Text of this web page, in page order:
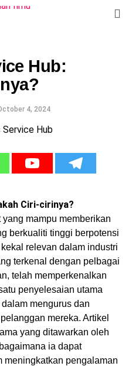
Hub:
4, 2024
Ciri-cirinya?
mampu memberikan
berkualiti tinggi berpotensi
relevan dalam industri
terkenal dengan pelbagai
telah memperkenalkan
penyelesaian utama
mengurus dan
mereka. Artikel
yang ditawarkan oleh
ia dapat
meningkatkan pengalaman